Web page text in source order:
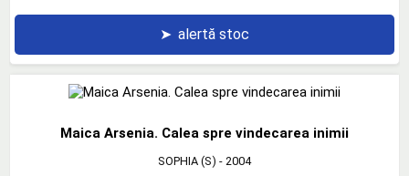
➤ alertă stoc
Maica Arsenia. Calea spre vindecarea inimii
SOPHIA (S) - 2004